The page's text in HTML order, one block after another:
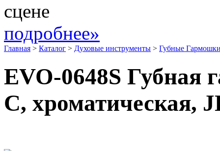
сцене
подробнее»
Главная > Каталог > Духовые инструменты > Губные
EVO-0648S Губная
С, хроматическая,